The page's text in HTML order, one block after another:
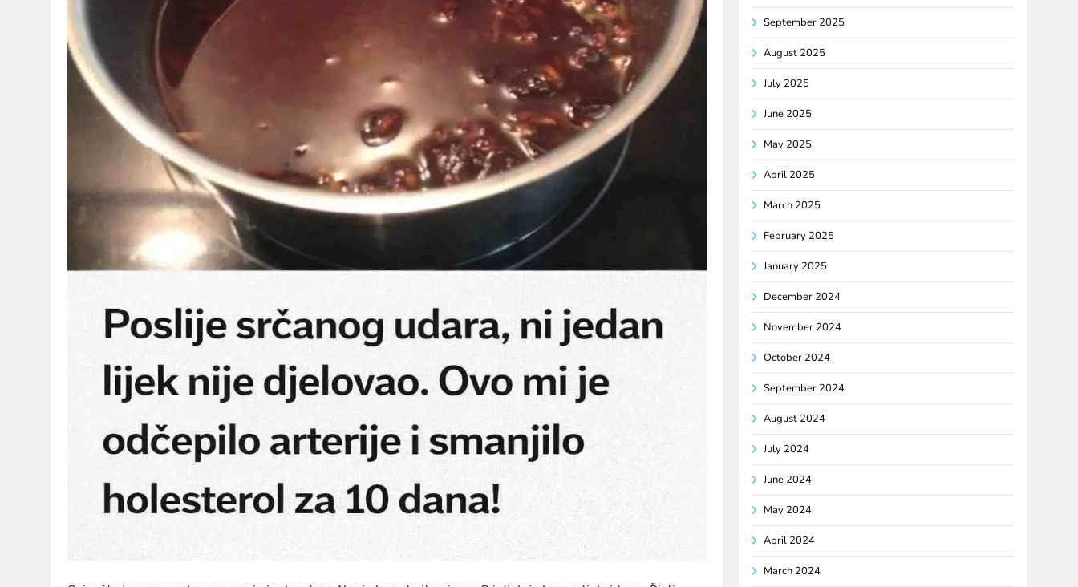
September 2025
August 2025
July 2025
June 2025
May 2025
April 2025
March 2025
February 2025
January 2025
December 2024
November 2024
October 2024
September 2024
August 2024
July 2024
June 2024
May 2024
April 2024
March 2024